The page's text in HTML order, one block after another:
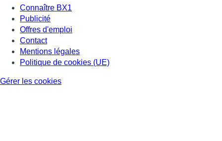
Connaître BX1
Publicité
Offres d'emploi
Contact
Mentions légales
Politique de cookies (UE)
Gérer les cookies